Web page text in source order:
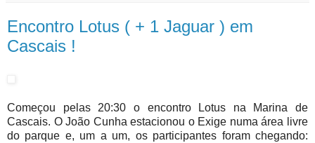
Encontro Lotus ( + 1 Jaguar ) em
Cascais !
Começou pelas 20:30 o encontro Lotus na Marina de
Cascais. O João Cunha estacionou o Exige numa área livre
do parque e, um a um, os participantes foram chegando: